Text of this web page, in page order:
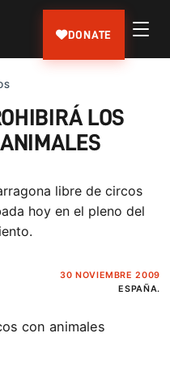
DONATE
LOS
libre de circos
hoy en el pleno del
30 NOVIEMBRE 2009
ESPAÑA.